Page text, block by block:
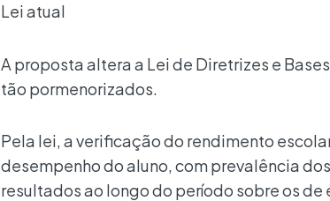
Lei atual
A proposta altera a Lei de Diretrizes e
tão pormenorizados.
Pela lei, a verificação do rendimento
desempenho do aluno, com prevalência
resultados ao longo do período sobre os de